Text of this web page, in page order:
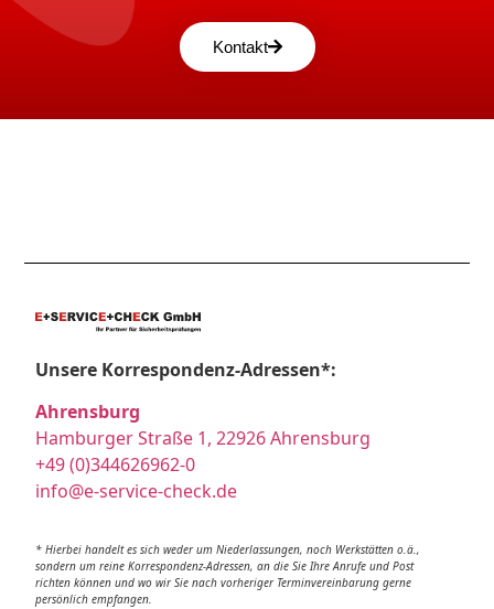
Kontakt
Unsere Korrespondenz-Adressen*:
Ahrensburg
Hamburger Straße 1, 22926 Ahrensburg
+49 (0)344626962-0
info@e-service-check.de
* Hierbei handelt es sich weder um Niederlassungen, noch Werkstätten o.ä.,
sondern um reine Korrespondenz-Adressen, an die Sie Ihre Anrufe und Post
richten können und wo wir Sie nach vorheriger Terminvereinbarung gerne
persönlich empfangen.